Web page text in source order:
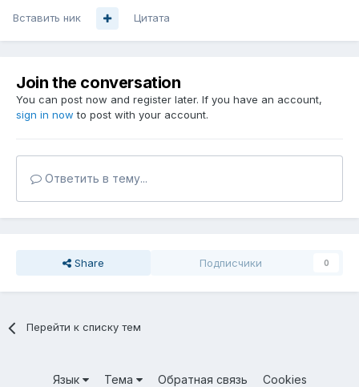
Вставить ник Цитата
Join the conversation
You can post now and register later. If you have an account,
sign in now to post with your account.
Ответить в тему...
Share Подписчики 0
Перейти к списку тем
Язык Тема Обратная связь Cookies